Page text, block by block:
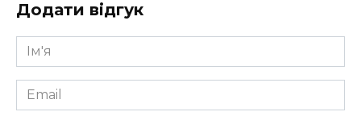
Додати відгук
Ім'я
*
Email
*